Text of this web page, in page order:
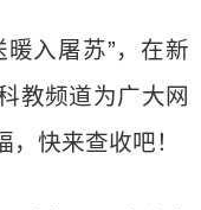
入屠苏”，在新
教频道为广大网
快来查收吧！